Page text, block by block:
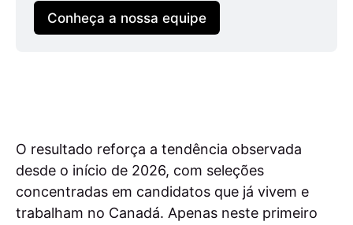
Conheça a nossa equipe
O resultado reforça a tendência observada
desde o início de 2026, com seleções
concentradas em candidatos que já vivem e
trabalham no Canadá. Apenas neste primeiro